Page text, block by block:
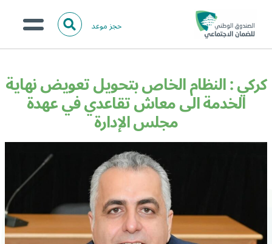
حجز موعد ا
ل
ث
الخدمات الالكترونية
المركز الإعلامي
تواصل معنا
البحث
كركي : النظام الخاص بتحويل تعويض نهاية
الخدمة الى معاش تقاعدي في عهدة
مجلس الإدارة